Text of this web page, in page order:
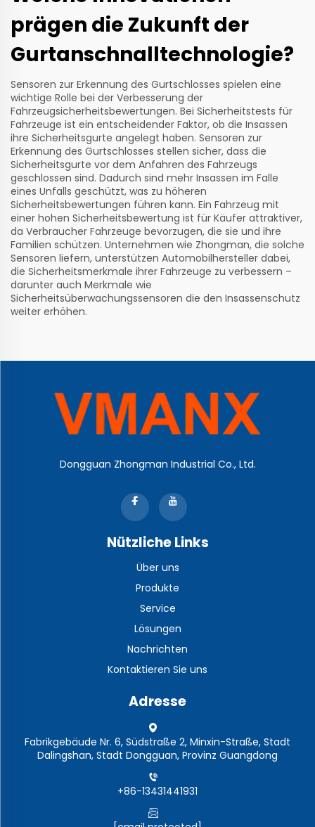
prägen die Zukunft der
Gurtanschnalltechnologie?
Sensoren zur Erkennung des Gurtschlosses spielen eine
wichtige Rolle bei der Verbesserung der
Fahrzeugsicherheitsbewertungen. Bei Sicherheitstests für
Fahrzeuge ist ein entscheidender Faktor, ob die Insassen
ihre Sicherheitsgurte angelegt haben. Sensoren zur
Erkennung des Gurtschlosses stellen sicher, dass die
Sicherheitsgurte vor dem Anfahren des Fahrzeugs
geschlossen sind. Dadurch sind mehr Insassen im Falle
eines Unfalls geschützt, was zu höheren
Sicherheitsbewertungen führen kann. Ein Fahrzeug mit
einer hohen Sicherheitsbewertung ist für Käufer attraktiver,
da Verbraucher Fahrzeuge bevorzugen, die sie und ihre
Familien schützen. Unternehmen wie Zhongman, die solche
Sensoren liefern, unterstützen Automobilhersteller dabei,
die Sicherheitsmerkmale ihrer Fahrzeuge zu verbessern –
darunter auch Merkmale wie
Sicherheitsüberwachungssensoren die den Insassenschutz
weiter erhöhen.
Dongguan Zhongman Industrial Co., Ltd.
Nützliche Links
Über uns
Produkte
Service
Lösungen
Nachrichten
Kontaktieren Sie uns
Adresse
Fabrikgebäude Nr. 6, Südstraße 2, Minxin-Straße, Stadt
Dalingshan, Stadt Dongguan, Provinz Guangdong
+86-13431441931